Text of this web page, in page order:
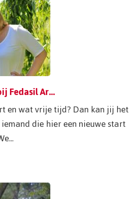
🤝✨ Word buddy bij Fedasil Arendonk! ✨🤝
en wat vrije tijd? Dan kan jij het
die hier een nieuwe start